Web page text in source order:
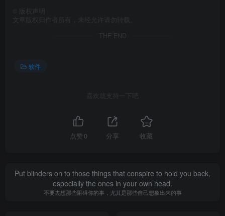
版权声明
文章版权归作者所有，未经允许请勿转载。
THE END
软件
喜欢就支持一下吧
点赞 0 分享 收藏
Put blinders on to those things that conspire to hold you back,
especially the ones in your own head.
不要去想那些阻碍你的事，尤其是那些自己想象出来的事